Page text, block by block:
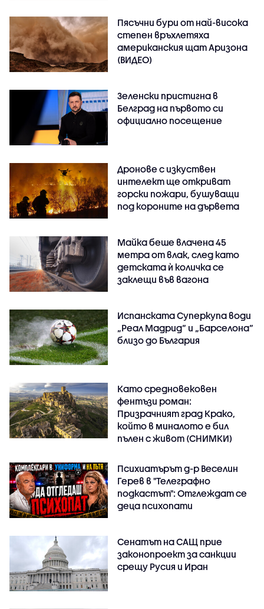
Пясъчни бури от най-висока
степен връхлетяха
американския щат Аризона
(ВИДЕО)
Зеленски пристигна в
Белград на първото си
официално посещение
Дронове с изкуствен
интелект ще откриват
горски пожари, бушуващи
под короните на дървета
Майка беше влачена 45
метра от влак, след като
детската ѝ количка се
заклещи във вагона
Испанската Суперкупа води
„Реал Мадрид“ и „Барселона“
близо до България
Като средновековен
фентъзи роман:
Призрачният град Крако,
който в миналото е бил
пълен с живот (СНИМКИ)
Психиатърът д-р Веселин
Герев в "Телеграфно
подкастът": Отглеждат се
деца психопати
Сенатът на САЩ прие
законопроект за санкции
срещу Русия и Иран